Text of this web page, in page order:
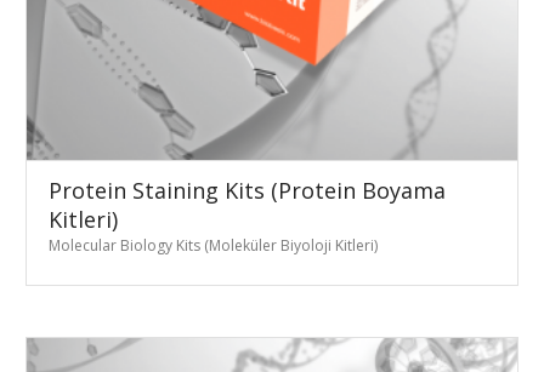
Protein Staining Kits (Protein Boyama
Kitleri)
Molecular Biology Kits (Moleküler Biyoloji Kitleri)